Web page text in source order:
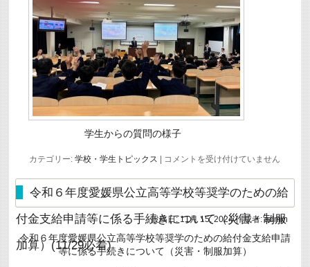
学生からの質問の様子
カテゴリー: 学校・学生トピックス
キ
リ
ア
教
育
セ
ナ
ー
コメントを受け付けていません
令和６年度愛媛県公立高等学校等奨学のための給
付金支給申請等に係る手続きについて（災害・制服
加算）(11/29必着)
投稿日: 11月 15, 2024 作成者: admin
令和６年度愛媛県公立高等学校等奨学のための給付金支給申請
等に係る手続きについて（災害・制服加算）